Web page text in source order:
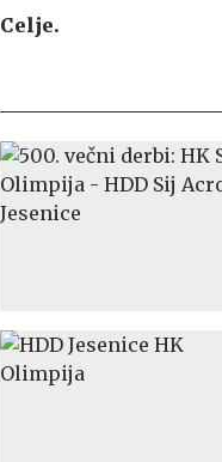
Celje.